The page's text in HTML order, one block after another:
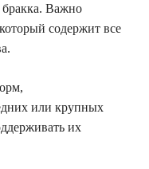
бракка. Важно
содержит все
или крупных
их